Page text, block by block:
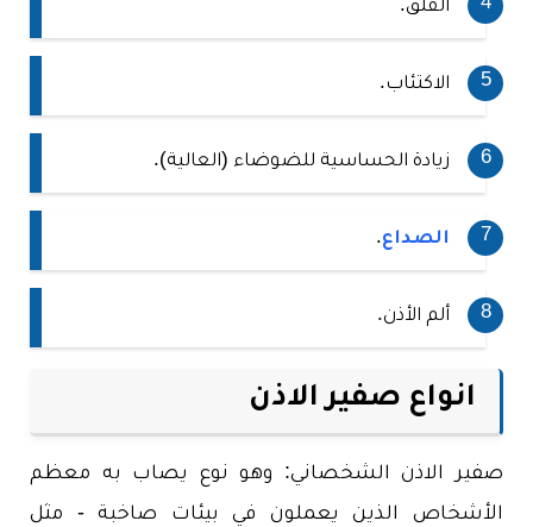
القلق.
الاكتئاب.
زيادة الحساسية للضوضاء (العالية).
الصداع.
ألم الأذن.
انواع صفير الاذن
صفير الاذن الشخصاني: وهو نوع يصاب به معظم
الأشخاص الذين يعملون في بيئات صاخبة - مثل